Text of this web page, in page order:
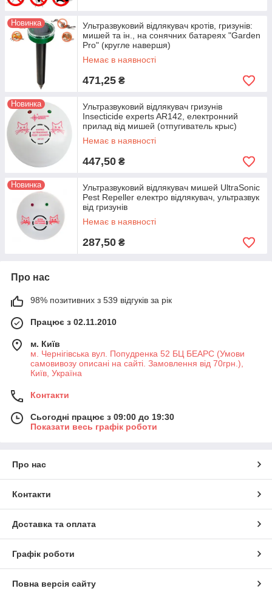
Новинка
Ультразвуковий відлякувач кротів, гризунів:
мишей та ін., на сонячних батареях "Garden
Pro" (кругле навершя)
Немає в наявності
471,25 ₴
Новинка
Ультразвуковий відлякувач гризунів
Insecticide experts AR142, електронний
прилад від мишей (отпугиватель крыс)
Немає в наявності
447,50 ₴
Новинка
Ультразвуковий відлякувач мишей UltraSonic
Pest Repeller електро відлякувач, ультразвук
від гризунів
Немає в наявності
287,50 ₴
Про нас
98% позитивних з 539 відгуків за рік
Працює з 02.11.2010
м. Київ
м. Чернігівська вул. Попудренка 52 БЦ БЕАРС (Умови
самовивозу описані на сайті. Замовлення від 70грн.),
Київ, Україна
Контакти
Сьогодні працює з 09:00 до 19:30
Показати весь графік роботи
Про нас
Контакти
Доставка та оплата
Графік роботи
Повна версія сайту